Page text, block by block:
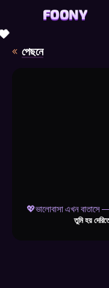
FOONY
FOONY
💖
💗
💝
💖
💗
💖
💗
💗
💗
💗
💗
💖
💗
💗
💗
💖
💗
💗
💖
💖
পেছনে
💖ভালোবাসা এখন বাতাসে
তুমি হয়